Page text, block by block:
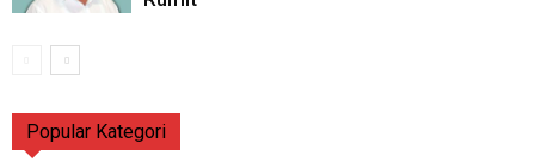
Popular Kategori